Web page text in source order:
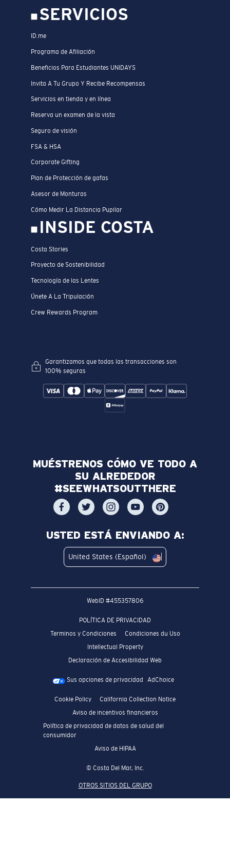
SERVICIOS
ID.me
Programa de Afiliación
Beneficios Para Estudiantes UNIDAYS
Invita A Tu Grupo Y Recibe Recompensas
Servicios en tienda y en línea
Reserva un examen de la vista
Seguro de visión
FSA & HSA
Corporate Gifting
Plan de Protección de gafas
Asesor de Monturas
Cómo Medir La Distancia Pupilar
INSIDE COSTA
Costa Stories
Proyecto de Sostenibilidad
Tecnología de las Lentes
Únete A La Tripulación
Crew Rewards Program
Garantizamos que todas las transacciones son
100% seguras
MUÉSTRENOS CÓMO VE TODO A
SU ALREDEDOR
#SEEWHATSOUTTHERE
USTED ESTÁ ENVIANDO A:
United States (Español)
WebID #455357806
POLÍTICA DE PRIVACIDAD
Terminos y Condiciones
Condiciones du Uso
Intellectual Property
Declaración de Accesibilidad Web
Sus opciones de privacidad AdChoice
Cookie Policy
California Collection Notice
Aviso de incentivos financieros
Política de privacidad de datos de salud del
consumidor
Aviso de HIPAA
© Costa Del Mar, Inc.
OTROS SITIOS DEL GRUPO